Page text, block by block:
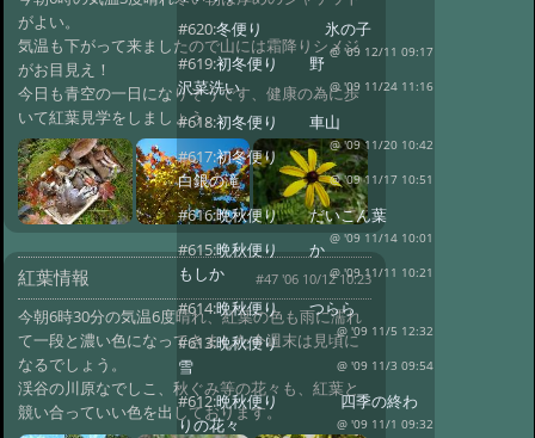
がよい。
気温も下がって来ましたので山には霜降りシメジ
がお目見え！
今日も青空の一日になりそうです、健康の為に歩
いて紅葉見学をしましょう。
紅葉情報 #47 '06 10/12 10:23
今朝6時30分の気温6度晴れ、紅葉の色も雨に濡れ
て一段と濃い色になってきました今週末は見頃に
なるでしょう。
渓谷の川原なでしこ、秋ぐみ等の花々も、紅葉と
競い合っていい色を出しております。
#620:冬便り 氷の子
@ '09 12/11 09:17
#619:初冬便り 野
沢菜洗い
@ '09 11/24 11:16
#618:初冬便り 車山
@ '09 11/20 10:42
#617:初冬便り
白銀の滝
@ '09 11/17 10:51
#616:晩秋便り だいこん葉
@ '09 11/14 10:01
#615:晩秋便り か
もしか
@ '09 11/11 10:21
#614:晩秋便り つらら
@ '09 11/5 12:32
#613:晩秋便り
雪
@ '09 11/3 09:54
#612:晩秋便り 四季の終わ
りの花々
@ '09 11/1 09:32